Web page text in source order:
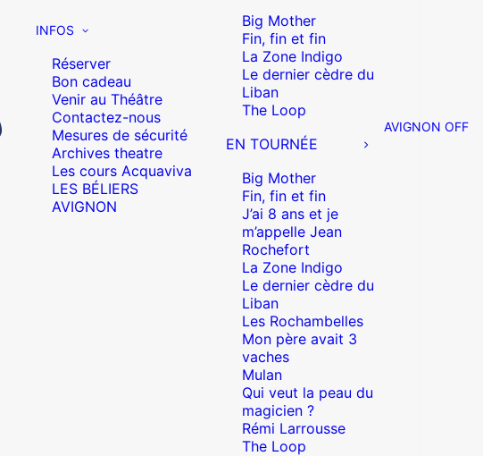
INFOS
Réserver
Bon cadeau
Venir au Théâtre
Contactez-nous
Mesures de sécurité
Archives theatre
Les cours Acquaviva
LES BÉLIERS
AVIGNON
Big Mother
Fin, fin et fin
La Zone Indigo
Le dernier cèdre du
Liban
The Loop
EN TOURNÉE
Big Mother
Fin, fin et fin
J’ai 8 ans et je
m’appelle Jean
Rochefort
La Zone Indigo
Le dernier cèdre du
Liban
Les Rochambelles
Mon père avait 3
vaches
Mulan
Qui veut la peau du
magicien ?
Rémi Larrousse
The Loop
AVIGNON OFF